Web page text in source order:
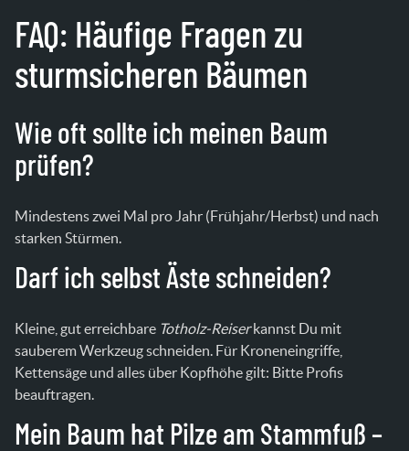
FAQ: Häufige Fragen zu
sturmsicheren Bäumen
Wie oft sollte ich meinen Baum
prüfen?
Mindestens zwei Mal pro Jahr (Frühjahr/Herbst) und nach
starken Stürmen.
Darf ich selbst Äste schneiden?
Kleine, gut erreichbare Totholz-Reiserkannst Du mit
sauberem Werkzeug schneiden. Für Kroneneingriffe,
Kettensäge und alles über Kopfhöhe gilt: Bitte Profis
beauftragen.
Mein Baum hat Pilze am Stammfuß –